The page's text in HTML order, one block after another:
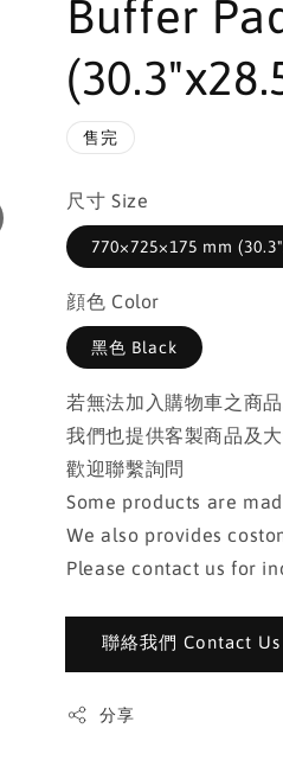
Buffer
售完
尺寸 Size
770×725×175 mm
顔色 Color
黑色 Black
若無法加入購物車之商
我們也提供客製商品及
歡迎聯繫詢問
Some products are
We also provides
Please contact us for
聯絡我們 Contact Us
分享